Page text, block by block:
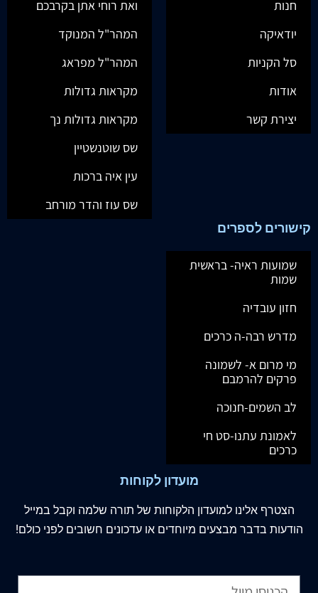
חנות
יודאיקה
סל הקניות
אודות
יצירת קשר
ואת רוחי אתן בקרבכם
המהר"ל המנוקד
המהר"ל מפראג
מקראות גדולות
מקראות גדולות נך
שס שוטנשטיין
עין איה ברכות
שס עוז והדר מורחב
קישורים לספרים
שמועות ראיה- בראשית
שמות
חזון עובדיה
מדרש רבה-ה כרכים
מי מרום א- לשמונה
פרקים להרמבם
לב השמים-חנוכה
לאמונת עתנו-סט חי
כרכים
מועדון לקוחות
הצטרף אלינו למועדון הלקוחות של תורה שלמה וקבל במייל
הודעות בדבר מבצעים מיוחדים או עדכונים חשובים לפני כולם!